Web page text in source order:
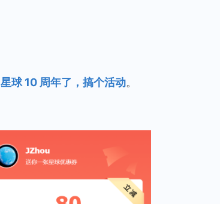
星球 10 周年了，搞个活动。